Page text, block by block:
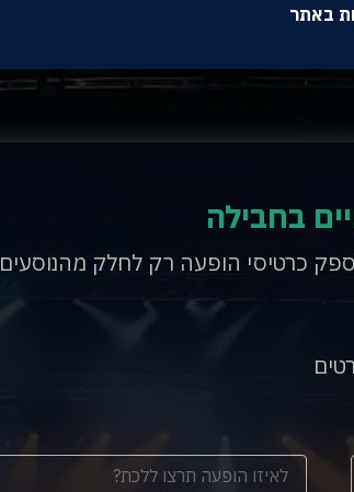
באתר
בחבילה
כרטיסי הופעה רק לחלק מהנוסעים